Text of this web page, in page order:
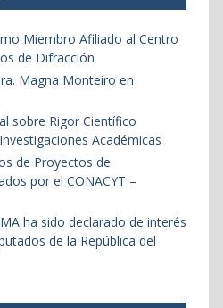
Miembro Afiliado al Centro
de Difracción
Magna Monteiro en
sobre Rigor Científico
Académicas
de Proyectos de
por el CONACYT –
ha sido declarado de interés
de la República del